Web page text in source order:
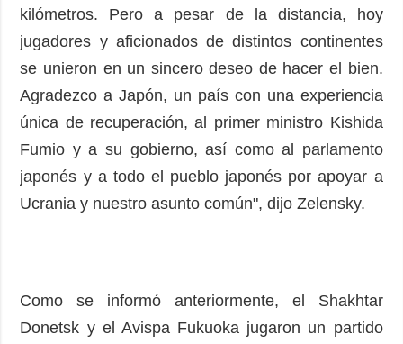
kilómetros. Pero a pesar de la distancia, hoy
jugadores y aficionados de distintos continentes
se unieron en un sincero deseo de hacer el bien.
Agradezco a Japón, un país con una experiencia
única de recuperación, al primer ministro Kishida
Fumio y a su gobierno, así como al parlamento
japonés y a todo el pueblo japonés por apoyar a
Ucrania y nuestro asunto común", dijo Zelensky.
Como se informó anteriormente, el Shakhtar
Donetsk y el Avispa Fukuoka jugaron un partido